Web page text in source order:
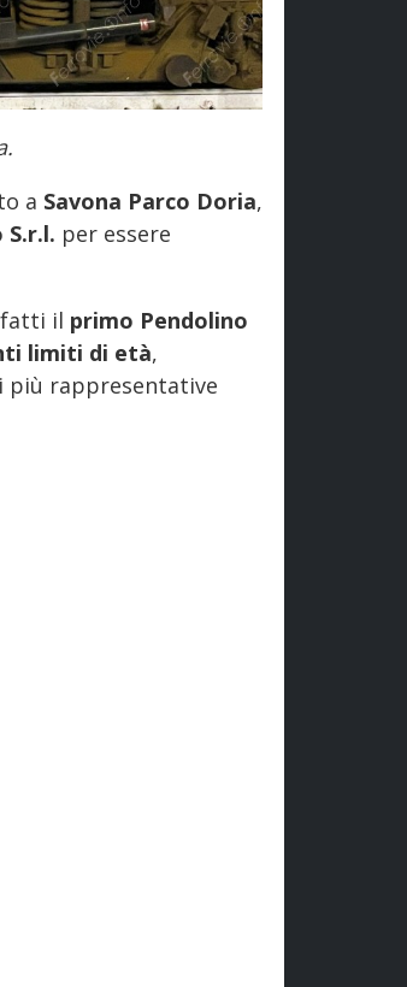
a Savona Parco Doria,
S.r.l. per essere
il primo Pendolino
limiti di età,
più rappresentative